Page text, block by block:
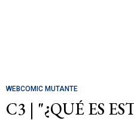
WEBCOMIC MUTANTE
C3 | "¿QUÉ ES